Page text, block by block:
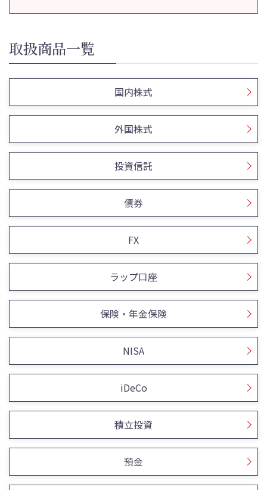
取扱商品一覧
国内株式
外国株式
投資信託
債券
FX
ラップ口座
保険・年金保険
NISA
iDeCo
積立投資
預金